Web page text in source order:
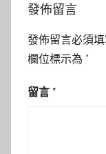
發佈留言
發佈留言必須
欄位標示為 *
留言 *